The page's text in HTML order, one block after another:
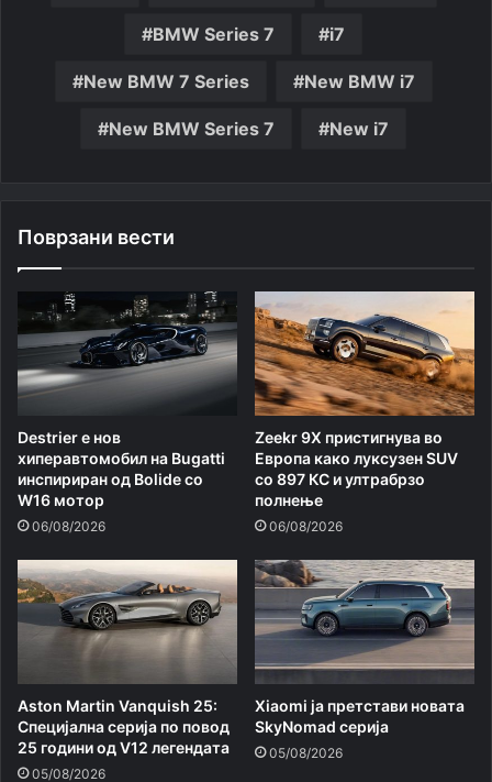
BMW Series 7 i7
New BMW 7 Series New BMW i7
New BMW Series 7 New i7
Поврзани вести
Destrier е нов
хиперавтомобил на Bugatti
инспириран од Bolide со
W16 мотор
06/08/2026
Zeekr 9X пристигнува во
Европа како луксузен SUV
со 897 КС и ултрабрзо
полнење
06/08/2026
Aston Martin Vanquish 25:
Специјална серија по повод
25 години од V12 легендата
05/08/2026
Xiaomi ja претстави новата
SkyNomad серија
05/08/2026